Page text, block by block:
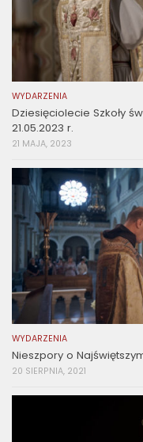
WYDARZENIA
Dziesięciolecie Szkoły
21.05.2023 r.
21 MAJA, 2023
WYDARZENIA
Nieszpory o
20 SIERPNIA, 2021